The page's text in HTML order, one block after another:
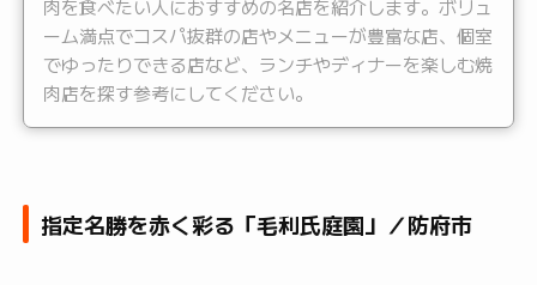
肉を食べたい人におすすめの名店を紹介します。ボリュ
ーム満点でコスパ抜群の店やメニューが豊富な店、個室
でゆったりできる店など、ランチやディナーを楽しむ焼
肉店を探す参考にしてください。
指定名勝を赤く彩る「毛利氏庭園」／防府市